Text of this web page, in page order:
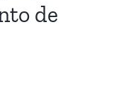
de